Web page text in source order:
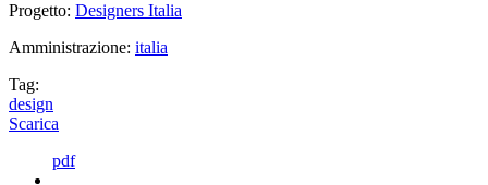
Progetto: Designers Italia
Amministrazione: italia
Tag:
design
Scarica
pdf